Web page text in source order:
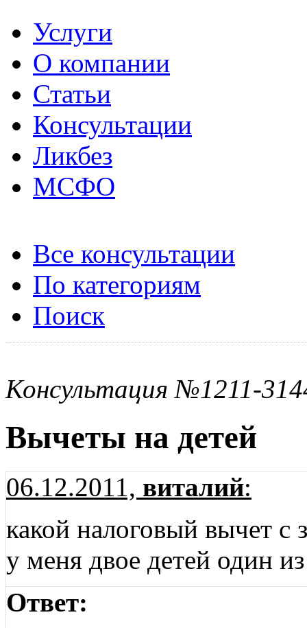
Услуги
О компании
Статьи
Консультации
Ликбез
МСФО
Все консультации
По категориям
Поиск
Консультация №1211-
Вычеты на детей
06.12.2011, виталий:
какой налоговый вычет с
у меня двое детей один
Ответ: